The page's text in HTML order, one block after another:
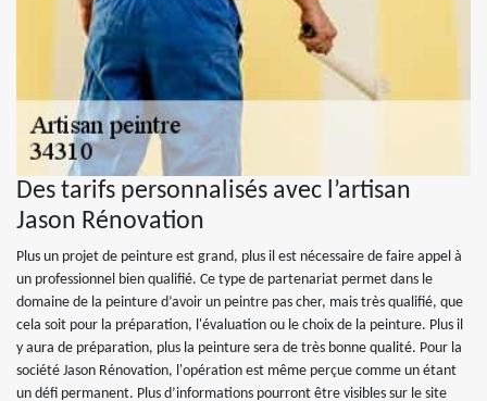
Des tarifs personnalisés avec l’artisan
Jason Rénovation
Plus un projet de peinture est grand, plus il est nécessaire de faire appel à
un professionnel bien qualifié. Ce type de partenariat permet dans le
domaine de la peinture d’avoir un peintre pas cher, mais très qualifié, que
cela soit pour la préparation, l'évaluation ou le choix de la peinture. Plus il
y aura de préparation, plus la peinture sera de très bonne qualité. Pour la
société Jason Rénovation, l'opération est même perçue comme un étant
un défi permanent. Plus d’informations pourront être visibles sur le site